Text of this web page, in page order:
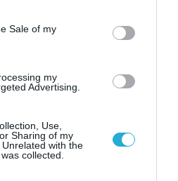
purposes in below Google
Sale of my
my
Advertising.
Use,
Sharing of my
with the
collected.
Η ανάρτηση του Αρκά για